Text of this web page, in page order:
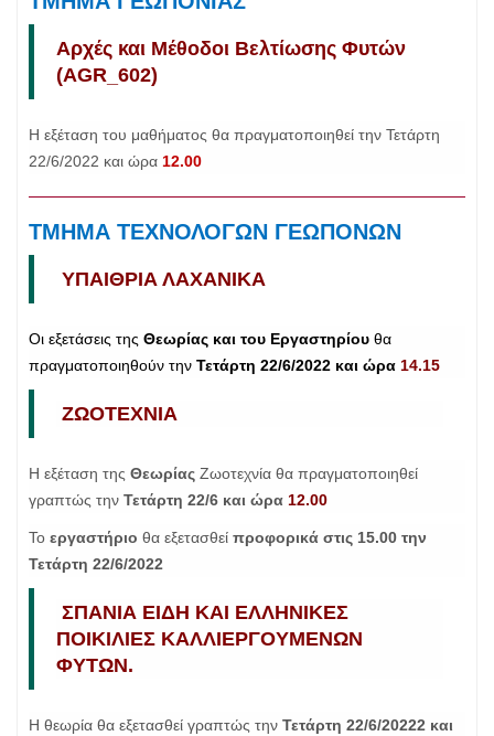
Αρχές και Μέθοδοι Βελτίωσης Φυτών
(AGR_602)
Η εξέταση του μαθήματος θα πραγματοποιηθεί την Τετάρτη
22/6/2022 και ώρα 12.00
ΤΜΗΜΑ ΤΕΧΝΟΛΟΓΩΝ ΓΕΩΠΟΝΩΝ
ΥΠΑΙΘΡΙΑ ΛΑΧΑΝΙΚΑ
Οι εξετάσεις της Θεωρίας και του Εργαστηρίου θα
πραγματοποιηθούν την Τετάρτη 22/6/2022 και ώρα 14.15
ΖΩΟΤΕΧΝΙΑ
Η εξέταση της Θεωρίας Ζωοτεχνία θα πραγματοποιηθεί
γραπτώς την Τετάρτη 22/6 και ώρα 12.00
Το εργαστήριο θα εξετασθεί προφορικά στις 15.00 την
Τετάρτη 22/6/2022
ΣΠΑΝΙΑ ΕΙΔΗ ΚΑΙ ΕΛΛΗΝΙΚΕΣ
ΠΟΙΚΙΛΙΕΣ ΚΑΛΛΙΕΡΓΟΥΜΕΝΩΝ
ΦΥΤΩΝ.
Η θεωρία θα εξετασθεί γραπτώς την Τετάρτη 22/6/20222 και